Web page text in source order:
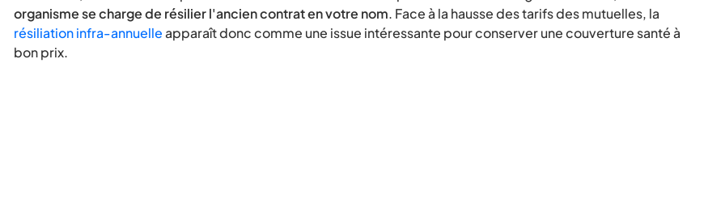
organisme se charge de résilier l'ancien contrat en votre nom. Face à la hausse des tarifs des mutuelles, la
résiliation infra-annuelleapparaît donc comme une issue intéressante pour conserver une couverture santé à
bon prix.